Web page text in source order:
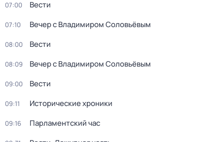
07:00 Вести
07:10 Вечер с Владимиром Соловьёвым
08:00 Вести
08:09 Вечер с Владимиром Соловьёвым
09:00 Вести
09:11 Исторические хроники
09:16 Парламентский час